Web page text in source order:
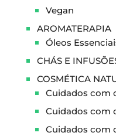
Vegan
AROMATERAPIA
Óleos
CHÁS E
COSMÉTICA
Cuidados com
Cuidados com
Cuidados com